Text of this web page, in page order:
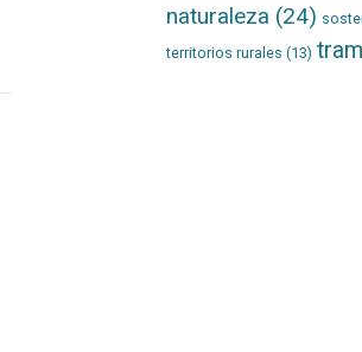
naturaleza (24)
territorios rurales (13)